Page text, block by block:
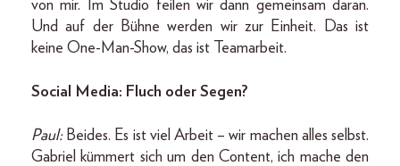
von mir. Im Studio feilen wir dann gemeinsam daran.
Und auf der Bühne werden wir zur Einheit. Das ist
keine One-Man-Show, das ist Teamarbeit.
Social Media: Fluch oder Segen?
Paul: Beides. Es ist viel Arbeit – wir machen alles selbst.
Gabriel kümmert sich um den Content, ich mache den